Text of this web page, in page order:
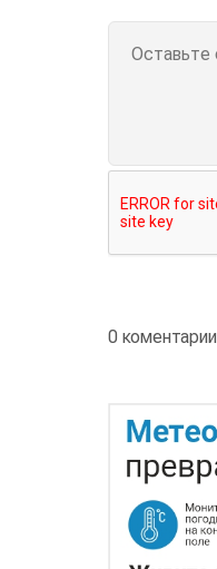
0 коментарии